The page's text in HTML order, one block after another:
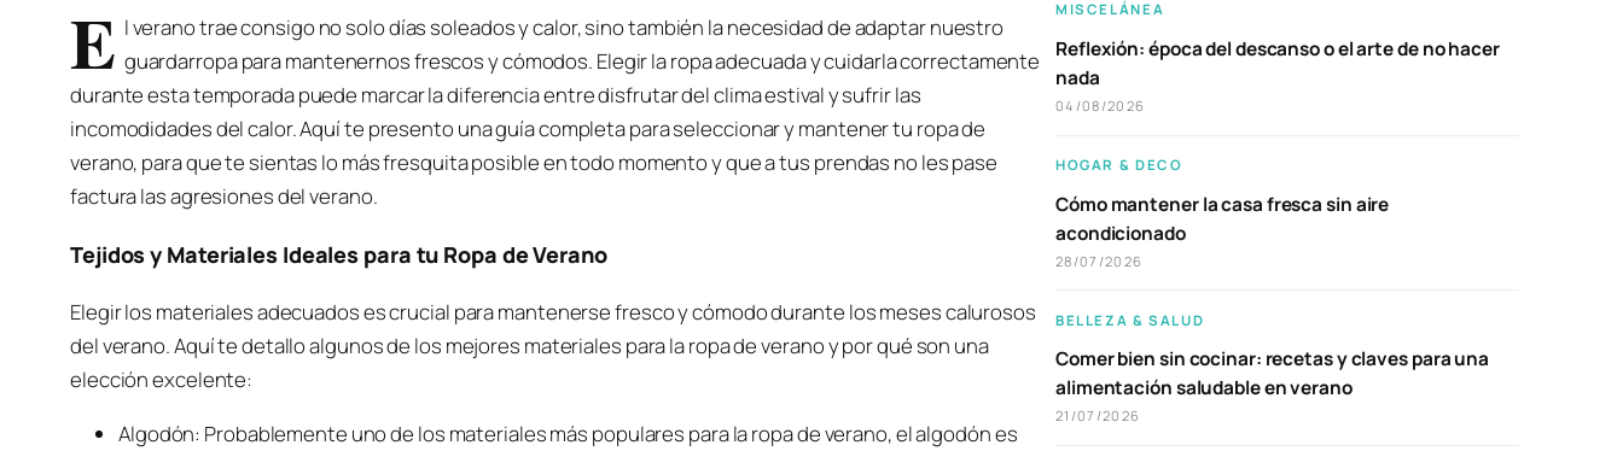
E l verano trae consigo no solo días soleados y calor, sino también la necesidad de adaptar nuestro
guardarropa para mantenernos frescos y cómodos. Elegir la ropa adecuada y cuidarla correctamente
durante esta temporada puede marcar la diferencia entre disfrutar del clima estival y sufrir las
incomodidades del calor. Aquí te presento una guía completa para seleccionar y mantener tu ropa de
verano, para que te sientas lo más fresquita posible en todo momento y que a tus prendas no les pase
factura las agresiones del verano.
Tejidos y Materiales Ideales para tu Ropa de Verano
Elegir los materiales adecuados es crucial para mantenerse fresco y cómodo durante los meses calurosos
del verano. Aquí te detallo algunos de los mejores materiales para la ropa de verano y por qué son una
elección excelente:
Algodón: Probablemente uno de los materiales más populares para la ropa de verano, el algodón es
MISCELÁNEA
Reflexión: época del descanso o el arte de no hacer
nada
04/08/2026
HOGAR & DECO
Cómo mantener la casa fresca sin aire
acondicionado
28/07/2026
BELLEZA & SALUD
Comer bien sin cocinar: recetas y claves para una
alimentación saludable en verano
21/07/2026